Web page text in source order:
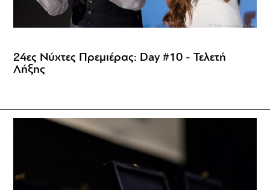
24ες Νύχτες Πρεμιέρας: Day #10 - Τελετή
Λήξης